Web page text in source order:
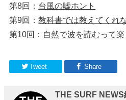
第8回： 台風の嘘ホント
第9回：教科書では教えてくれ
第10回： 自然で波を読むって楽
Tweet Share
THE SURF NEWS